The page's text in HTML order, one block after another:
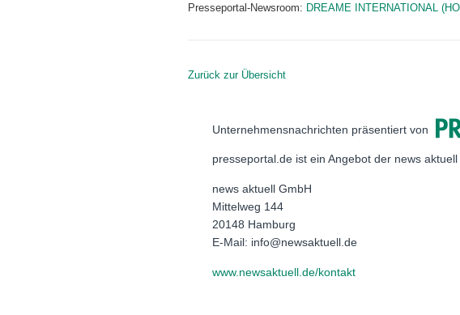
Presseportal-Newsroom: DREAME INTERNATIONAL
Zurück zur Übersicht
Unternehmensnachrichten präsentiert von
presseportal.de ist ein Angebot der news aktuell
news aktuell GmbH
Mittelweg 144
20148 Hamburg
E-Mail: info@newsaktuell.de
www.newsaktuell.de/kontakt